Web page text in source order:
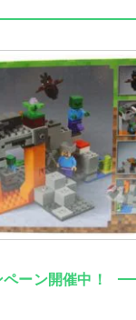
ーン開催中！